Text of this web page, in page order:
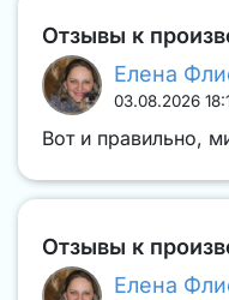
Отзывы к
Елена
03.08.2026
Вот и правильно,
Отзывы к
Елена